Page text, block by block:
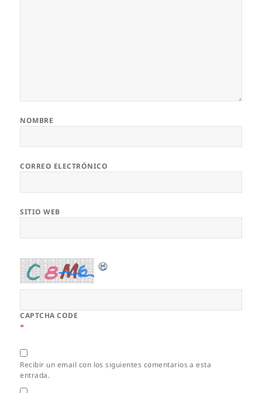
NOMBRE
CORREO ELECTRÓNICO
SITIO WEB
CAPTCHA CODE
*
Recibir un email con los siguientes comentarios a esta
entrada.